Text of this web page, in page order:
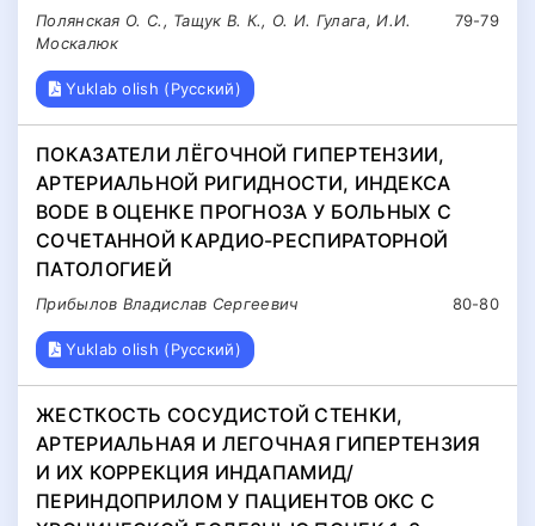
79-79
Полянская О. С., Тащук В. К., О. И. Гулага, И.И.
Москалюк
Yuklab olish (Русский)
ПОКАЗАТЕЛИ ЛЁГОЧНОЙ ГИПЕРТЕНЗИИ,
АРТЕРИАЛЬНОЙ РИГИДНОСТИ, ИНДЕКСА
BODE В ОЦЕНКЕ ПРОГНОЗА У БОЛЬНЫХ С
СОЧЕТАННОЙ КАРДИО-РЕСПИРАТОРНОЙ
ПАТОЛОГИЕЙ
80-80
Прибылов Владислав Сергеевич
Yuklab olish (Русский)
ЖЕСТКОСТЬ СОСУДИСТОЙ СТЕНКИ,
АРТЕРИАЛЬНАЯ И ЛЕГОЧНАЯ ГИПЕРТЕНЗИЯ
И ИХ КОРРЕКЦИЯ ИНДАПАМИД/
ПЕРИНДОПРИЛОМ У ПАЦИЕНТОВ ОКС С